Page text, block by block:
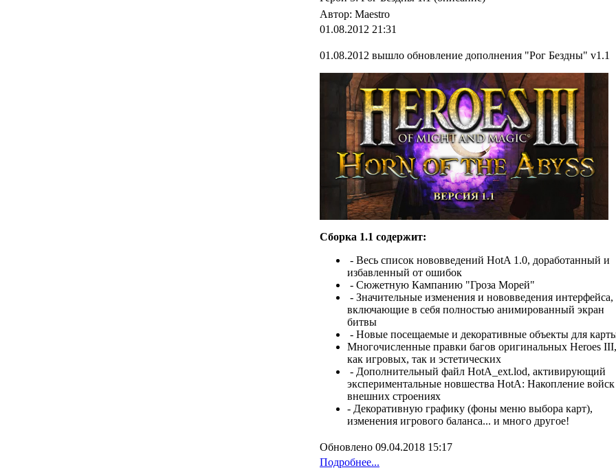
Автор: Maestro
01.08.2012 21:31
01.08.2012 вышло обновление дополнения "Рог Бездны" v1.1
Сборка 1.1 содержит:
- Весь список нововведений HotA 1.0, доработанный и
избавленный от ошибок
- Сюжетную Кампанию "Гроза Морей"
- Значительные изменения и нововведения интерфейса,
включающие в себя полностью анимированный экран
битвы
- Новые посещаемые и декоративные объекты для
Многочисленные правки багов оригинальных Heroes III,
как игровых, так и эстетических
- Дополнительный файл HotA_ext.lod, активирующий
экспериментальные новшества HotA: Накопление
внешних строениях
- Декоративную графику (фоны меню выбора карт),
изменения игрового баланса... и много другое!
Обновлено 09.04.2018 15:17
Подробнее...